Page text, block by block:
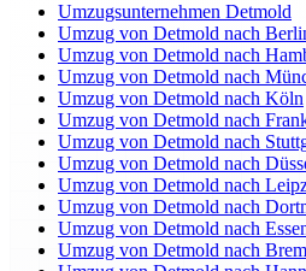
Umzugsunternehmen Detmold
Umzug von Detmold nach
Umzug von Detmold nach
Umzug von Detmold nach
Umzug von Detmold nach Köln
Umzug von Detmold nach
Umzug von Detmold nach
Umzug von Detmold nach
Umzug von Detmold nach
Umzug von Detmold nach
Umzug von Detmold nach
Umzug von Detmold nach